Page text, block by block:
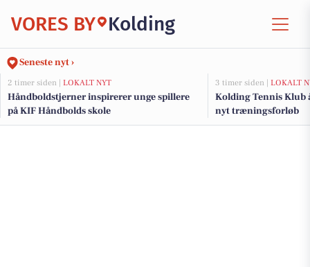
VORES BY Kolding
Seneste nyt ›
2 timer siden | LOKALT NYT
Håndboldstjerner inspirerer unge spillere
på KIF Håndbolds skole
3 timer siden | LOKALT
Kolding Tennis
nyt træningsforløb